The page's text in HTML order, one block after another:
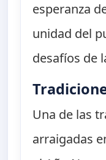
esperanza
unidad del
desafíos de
Una de las
arraigadas